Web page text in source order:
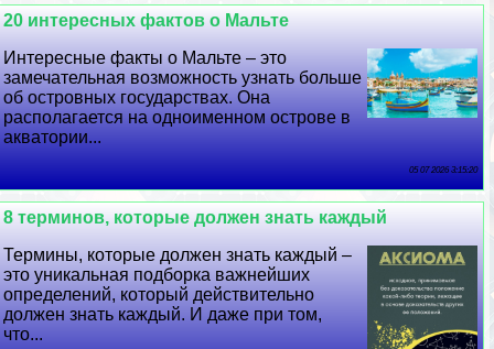
20 интересных фактов о Мальте
Интересные факты о Мальте – это
замечательная возможность узнать больше
об островных государствах. Она
располагается на одноименном острове в
акватории...
05 07 2026 3:15:20
8 терминов, которые должен знать каждый
Термины, которые должен знать каждый –
это уникальная подборка важнейших
определений, который действительно
должен знать каждый. И даже при том,
что...